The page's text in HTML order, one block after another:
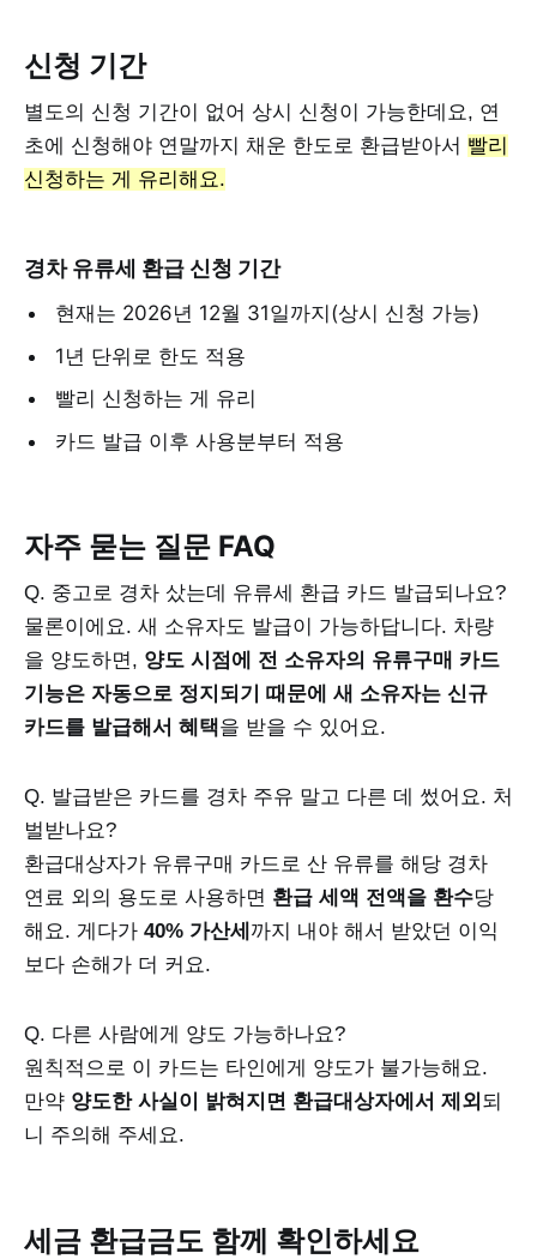
신청 기간
별도의 신청 기간이 없어 상시 신청이 가능한데요, 연
초에 신청해야 연말까지 채운 한도로 환급받아서 빨리
신청하는 게 유리해요.
경차 유류세 환급 신청 기간
현재는 2026년 12월 31일까지(상시 신청 가능)
1년 단위로 한도 적용
빨리 신청하는 게 유리
카드 발급 이후 사용분부터 적용
자주 묻는 질문 FAQ
Q. 중고로 경차 샀는데 유류세 환급 카드 발급되나요?
물론이에요. 새 소유자도 발급이 가능하답니다. 차량
을 양도하면, 양도 시점에 전 소유자의 유류구매 카드
기능은 자동으로 정지되기 때문에 새 소유자는 신규
카드를 발급해서 혜택을 받을 수 있어요.
Q. 발급받은 카드를 경차 주유 말고 다른 데 썼어요. 처
벌받나요?
환급대상자가 유류구매 카드로 산 유류를 해당 경차
연료 외의 용도로 사용하면 환급 세액 전액을 환수당
해요. 게다가 40% 가산세 까지 내야 해서 받았던 이익
보다 손해가 더 커요.
Q. 다른 사람에게 양도 가능하나요?
원칙적으로 이 카드는 타인에게 양도가 불가능해요.
만약 양도한 사실이 밝혀지면 환급대상자에서 제외 되
니 주의해 주세요.
세금 환급금도 함께 확인하세요